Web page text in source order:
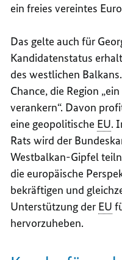
ein freies vereintes
Das gelte auch für
Kandidatenstatus
des westlichen
Chance, die Region
verankern“. Davon
eine geopolitische EU.
Rats wird der
Westbalkan-Gipfel
die europäische
bekräftigen und
Unterstützung der EU
hervorzuheben.